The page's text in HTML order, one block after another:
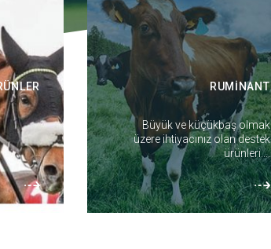
RUMİNANT
Büyük ve küçükbaş olmak
üzere ihtiyacınız olan destek
ürünleri....